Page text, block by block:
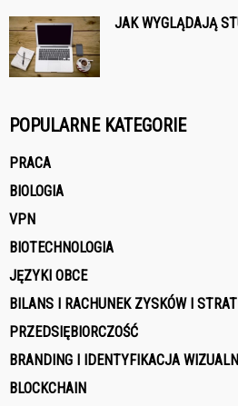
JAK WYGLĄDAJĄ
POPULARNE KATEGORIE
PRACA
BIOLOGIA
VPN
BIOTECHNOLOGIA
JĘZYKI OBCE
BILANS I RACHUNEK ZYSKÓW I STRAT
PRZEDSIĘBIORCZOŚĆ
BRANDING I IDENTYFIKACJA
BLOCKCHAIN